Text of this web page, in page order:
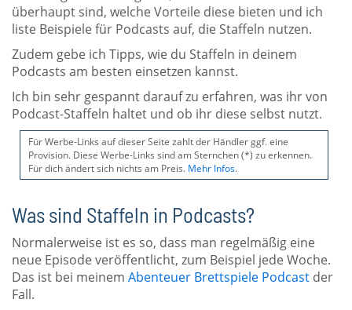
überhaupt sind, welche Vorteile diese bieten und ich
liste Beispiele für Podcasts auf, die Staffeln nutzen.
Zudem gebe ich Tipps, wie du Staffeln in deinem
Podcasts am besten einsetzen kannst.
Ich bin sehr gespannt darauf zu erfahren, was ihr von
Podcast-Staffeln haltet und ob ihr diese selbst nutzt.
Für Werbe-Links auf dieser Seite zahlt der Händler ggf. eine
Provision. Diese Werbe-Links sind am Sternchen (*) zu erkennen.
Für dich ändert sich nichts am Preis. Mehr Infos.
Was sind Staffeln in Podcasts?
Normalerweise ist es so, dass man regelmäßig eine
neue Episode veröffentlicht, zum Beispiel jede Woche.
Das ist bei meinem Abenteuer Brettspiele Podcast der
Fall.